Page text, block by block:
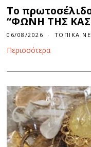
Το
“ΦΩΝΗ ΤΗΣ
06/08/2026 ΤΟΠΙΚΆ
Περισσότερα